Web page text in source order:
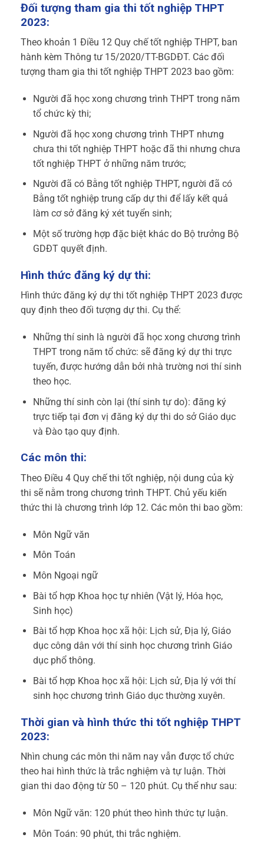
Đối tượng tham gia thi tốt nghiệp THPT
2023:
Theo khoản 1 Điều 12 Quy chế tốt nghiệp THPT, ban
hành kèm Thông tư 15/2020/TT-BGDĐT. Các đối
tượng tham gia thi tốt nghiệp THPT 2023 bao gồm:
Người đã học xong chương trình THPT trong năm
tổ chức kỳ thi;
Người đã học xong chương trình THPT nhưng
chưa thi tốt nghiệp THPT hoặc đã thi nhưng chưa
tốt nghiệp THPT ở những năm trước;
Người đã có Bằng tốt nghiệp THPT, người đã có
Bằng tốt nghiệp trung cấp dự thi để lấy kết quả
làm cơ sở đăng ký xét tuyển sinh;
Một số trường hợp đặc biệt khác do Bộ trưởng Bộ
GDĐT quyết định.
Hình thức đăng ký dự thi:
Hình thức đăng ký dự thi tốt nghiệp THPT 2023 được
quy định theo đối tượng dự thi. Cụ thể:
Những thí sinh là người đã học xong chương trình
THPT trong năm tổ chức: sẽ đăng ký dự thi trực
tuyến, được hướng dẫn bởi nhà trường nơi thí sinh
theo học.
Những thí sinh còn lại (thí sinh tự do): đăng ký
trực tiếp tại đơn vị đăng ký dự thi do sở Giáo dục
và Đào tạo quy định.
Các môn thi:
Theo Điều 4 Quy chế thi tốt nghiệp, nội dung của kỳ
thi sẽ nằm trong chương trình THPT. Chủ yếu kiến
thức thi là chương trình lớp 12. Các môn thi bao gồm:
Môn Ngữ văn
Môn Toán
Môn Ngoại ngữ
Bài tổ hợp Khoa học tự nhiên (Vật lý, Hóa học,
Sinh học)
Bài tổ hợp Khoa học xã hội: Lịch sử, Địa lý, Giáo
dục công dân với thí sinh học chương trình Giáo
dục phổ thông.
Bài tổ hợp Khoa học xã hội: Lịch sử, Địa lý với thí
sinh học chương trình Giáo dục thường xuyên.
Thời gian và hình thức thi tốt nghiệp THPT
2023:
Nhìn chung các môn thi năm nay vẫn được tổ chức
theo hai hình thức là trắc nghiệm và tự luận. Thời
gian thi dao động từ 50 – 120 phút. Cụ thể như sau:
Môn Ngữ văn: 120 phút theo hình thức tự luận.
Môn Toán: 90 phút, thi trắc nghiệm.